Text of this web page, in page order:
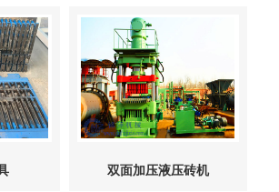
双面加压液压砖机